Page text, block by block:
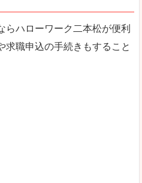
らハローワーク二本松が便利
求職申込の手続きもすること